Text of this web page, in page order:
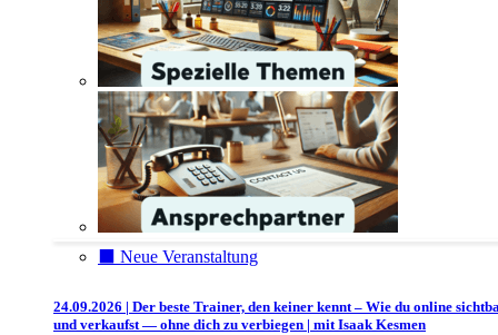
⬛️ Neue Veranstaltung
24.09.2026 | Der beste Trainer, den keiner kennt – Wie du online
und verkaufst — ohne dich zu verbiegen | mit Isaak Kesmen